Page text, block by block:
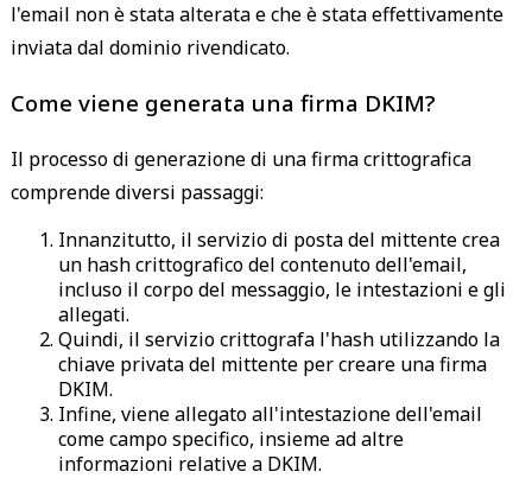
l'email non è stata alterata e che è stata effettivamente
inviata dal dominio rivendicato.
Come viene generata una firma DKIM?
Il processo di generazione di una firma crittografica
comprende diversi passaggi:
Innanzitutto, il servizio di posta del mittente crea
un hash crittografico del contenuto dell'email,
incluso il corpo del messaggio, le intestazioni e gli
allegati.
Quindi, il servizio crittografa l'hash utilizzando la
chiave privata del mittente per creare una firma
DKIM.
Infine, viene allegato all'intestazione dell'email
come campo specifico, insieme ad altre
informazioni relative a DKIM.